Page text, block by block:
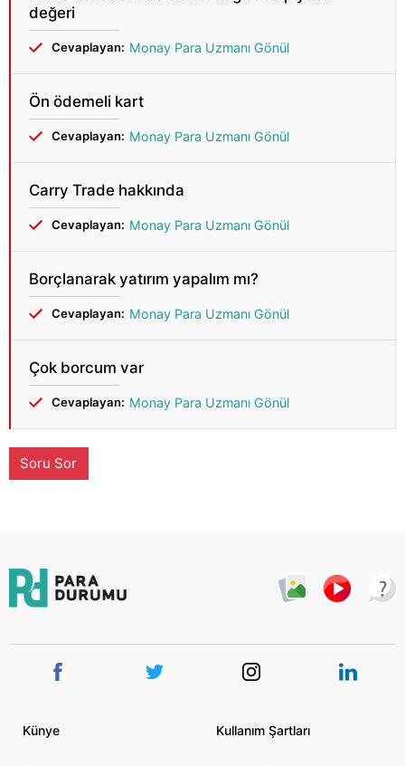
değeri
Cevaplayan: Monay Para Uzmanı Gönül
Ön ödemeli kart
Cevaplayan: Monay Para Uzmanı Gönül
Carry Trade hakkında
Cevaplayan: Monay Para Uzmanı Gönül
Borçlanarak yatırım yapalım mı?
Cevaplayan: Monay Para Uzmanı Gönül
Çok borcum var
Cevaplayan: Monay Para Uzmanı Gönül
Soru Sor
Künye Kullanım Şartları